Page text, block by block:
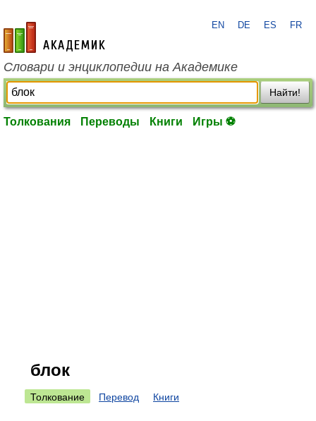
academic.ru
EN DE ES FR
Словари и энциклопедии на Академике
Найти!
Толкования Переводы Книги Игры ⚽
блок
Толкование Перевод Книги